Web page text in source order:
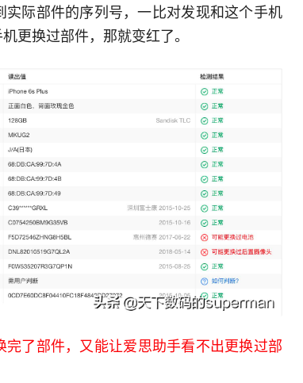
际部件的序列号，一比对发现和这个手机
更换过部件，那就变红了。
完了部件，又能让爱思助手看不出更换过部